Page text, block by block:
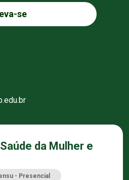
se
da Mulher e
- Presencial